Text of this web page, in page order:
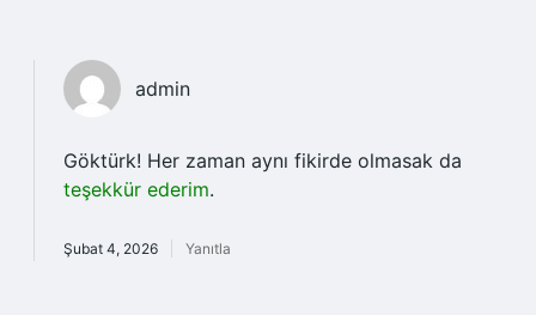
admin
Göktürk! Her zaman aynı fikirde olmasak da
teşekkür ederim.
Şubat 4, 2026 Yanıtla